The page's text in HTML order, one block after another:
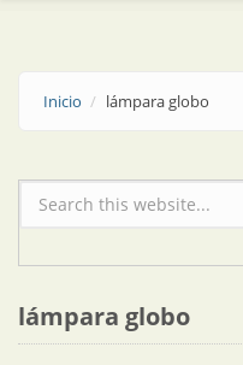
Inicio lámpara globo
Formulario de búsqueda
lámpara globo